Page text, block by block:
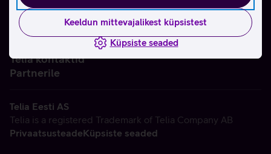
Keeldun mittevajalikest küpsistest
Küpsiste seaded
Telia kontaktid
Partnerile
Telia Eesti AS
Telia is a registered Trademark of Telia Company AB
PrivaatsusteadeKüpsiste seaded